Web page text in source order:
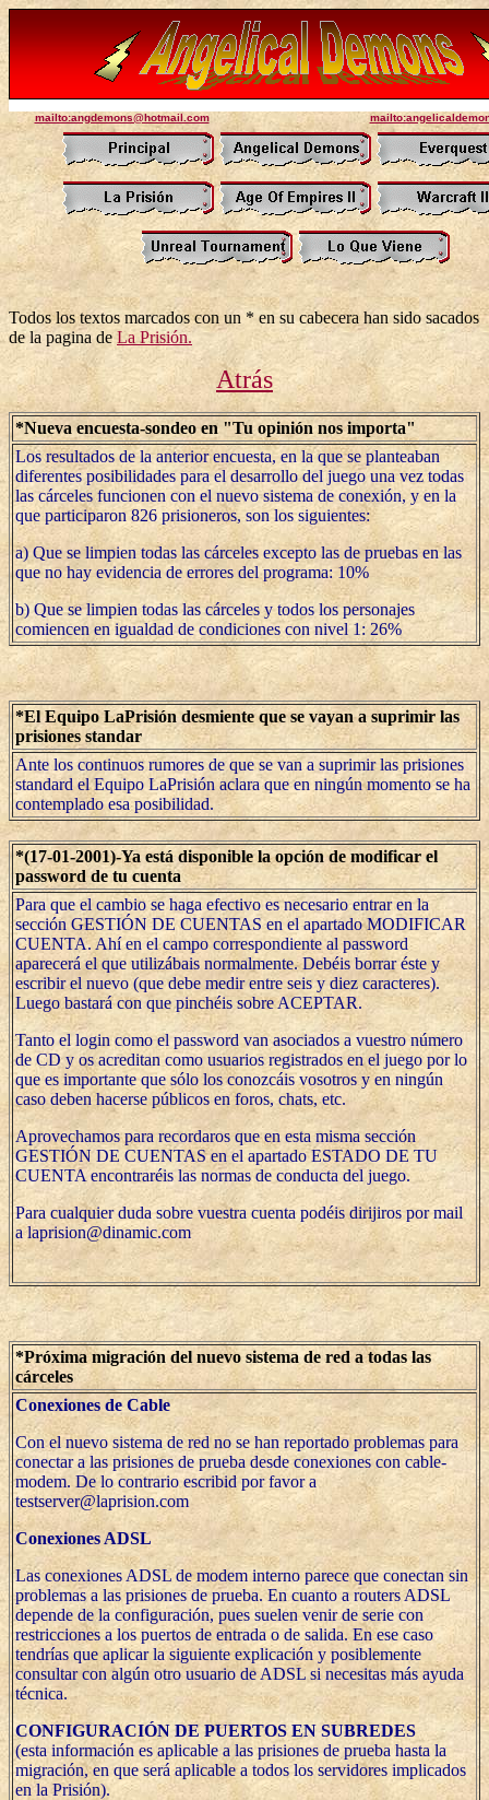
mailto:angdemons@hotmail.com
Todos los textos marcados con un * en su cabecera han sido sacados
de la pagina deLa Prisión.
Atrás
*Nueva encuesta-sondeo en "Tu opinión nos importa"
Los resultados de la anterior encuesta, en la que se planteaban
diferentes posibilidades para el desarrollo del juego una vez todas
las cárceles funcionen con el nuevo sistema de conexión, y en la
que participaron 826 prisioneros, son los siguientes:
a) Que se limpien todas las cárceles excepto las de pruebas en las
que no hay evidencia de errores del programa: 10%
b) Que se limpien todas las cárceles y todos los personajes
comiencen en igualdad de condiciones con nivel 1: 26%
*El Equipo LaPrisión desmiente que se vayan a suprimir las
prisiones standar
Ante los continuos rumores de que se van a suprimir las prisiones
standard el Equipo LaPrisión aclara que en ningún momento se ha
contemplado esa posibilidad.
*(17-01-2001)-Ya está disponible la opción de modificar el
password de tu cuenta
Para que el cambio se haga efectivo es necesario entrar en la
sección GESTIÓN DE CUENTAS en el apartado MODIFICAR
CUENTA. Ahí en el campo correspondiente al password
aparecerá el que utilizábais normalmente. Debéis borrar éste y
escribir el nuevo (que debe medir entre seis y diez caracteres).
Luego bastará con que pinchéis sobre ACEPTAR.
Tanto el login como el password van asociados a vuestro número
de CD y os acreditan como usuarios registrados en el juego por lo
que es importante que sólo los conozcáis vosotros y en ningún
caso deben hacerse públicos en foros, chats, etc.
Aprovechamos para recordaros que en esta misma sección
GESTIÓN DE CUENTAS en el apartado ESTADO DE TU
CUENTA encontraréis las normas de conducta del juego.
Para cualquier duda sobre vuestra cuenta podéis dirijiros por mail
a laprision@dinamic.com
*Próxima migración del nuevo sistema de red a todas las
cárceles
Conexiones de Cable
Con el nuevo sistema de red no se han reportado problemas para
conectar a las prisiones de prueba desde conexiones con cable-
modem. De lo contrario escribid por favor a
testserver@laprision.com
Conexiones ADSL
Las conexiones ADSL de modem interno parece que conectan sin
problemas a las prisiones de prueba. En cuanto a routers ADSL
depende de la configuración, pues suelen venir de serie con
restricciones a los puertos de entrada o de salida. En ese caso
tendrías que aplicar la siguiente explicación y posiblemente
consultar con algún otro usuario de ADSL si necesitas más ayuda
técnica.
CONFIGURACIÓN DE PUERTOS EN SUBREDES
(esta información es aplicable a las prisiones de prueba hasta la
migración, en que será aplicable a todos los servidores implicados
en la Prisión).